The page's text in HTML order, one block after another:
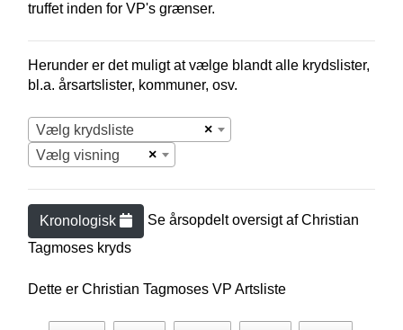
truffet inden for VP's grænser.
Herunder er det muligt at vælge blandt alle krydslister,
bl.a. årsartslister, kommuner, osv.
×
Vælg krydsliste
×
Vælg visning
Kronologisk Se årsopdelt oversigt afChristian
Tagmoses kryds
Dette er Christian Tagmoses VP Artsliste